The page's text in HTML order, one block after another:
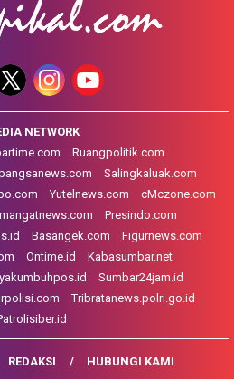
NETWORK
Ruangpolitik.com
Salingkaluak.com
Yutelnews.com
cMczone.com
Presindo.com
Basangek.com
Figurnews.com
Ontime.id
Kabasumbar.net
Sumbar24jam.id
Tribratanews.polri.go.id
REDAKSI HUBUNGI KAMI